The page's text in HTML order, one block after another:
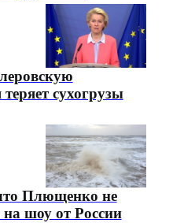
сухогрузы
Плющенко не
на шоу от России